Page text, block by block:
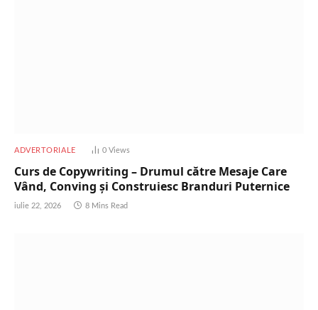
ADVERTORIALE 0 Views
Curs de Copywriting – Drumul către Mesaje Care
Vând, Conving și Construiesc Branduri Puternice
iulie 22, 2026 8 Mins Read